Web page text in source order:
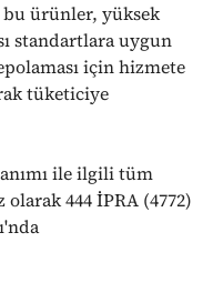
ürünler, yüksek
standartlara uygun
için hizmete
tüketiciye
ile ilgili tüm
444 İPRA (4772)